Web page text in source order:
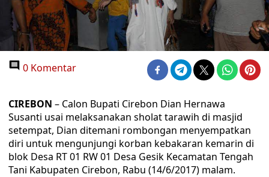
0 Komentar
CIREBON – Calon Bupati Cirebon Dian Hernawa
Susanti usai melaksanakan sholat tarawih di masjid
setempat, Dian ditemani rombongan menyempatkan
diri untuk mengunjungi korban kebakaran kemarin di
blok Desa RT 01 RW 01 Desa Gesik Kecamatan Tengah
Tani Kabupaten Cirebon, Rabu (14/6/2017) malam.